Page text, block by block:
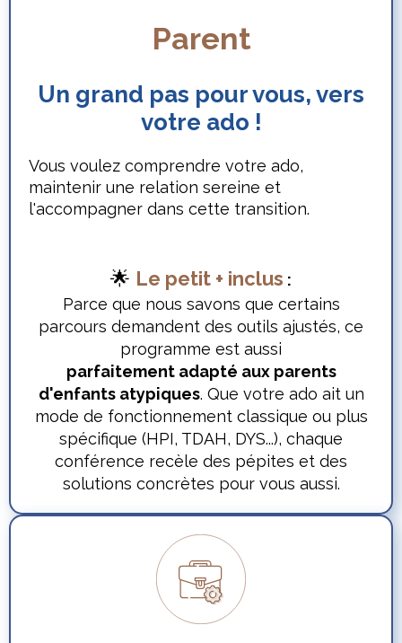
Parent
Un grand pas pour vous, vers
votre ado !
Vous voulez comprendre votre ado,
maintenir une relation sereine et
l'accompagner dans cette transition.
🌟 Le petit + inclus :
Parce que nous savons que certains
parcours demandent des outils ajustés, ce
programme est aussi
parfaitement adapté aux parents
d'enfants atypiques. Que votre ado ait un
mode de fonctionnement classique ou plus
spécifique (HPI, TDAH, DYS...), chaque
conférence recèle des pépites et des
solutions concrètes pour vous aussi.